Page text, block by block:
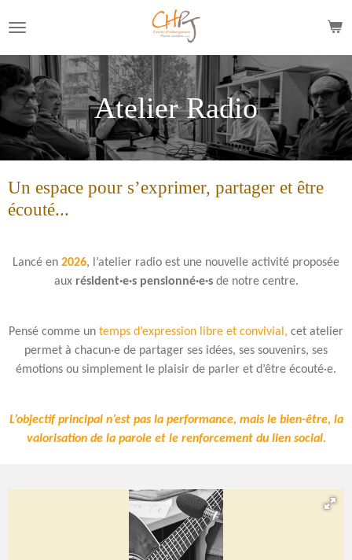
au
contenu
principal
Atelier Radio
Un espace pour s’exprimer, partager et être
écouté...
Lancé en 2026, l’atelier radio est une nouvelle activité proposée
aux résident·e·s pensionné·e·s de notre centre.
Pensé comme un temps d’expression libre et convivial, cet atelier
permet à chacun·e de partager ses idées, ses souvenirs, ses
émotions ou simplement le plaisir de parler et d’être écouté·e.
L’objectif principal n’est pas la performance, mais le bien-être, la
valorisation de la parole et le renforcement du lien social.